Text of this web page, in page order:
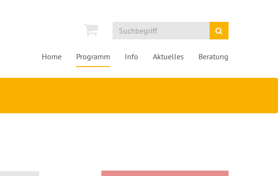
Home Programm Info Aktuelles Beratung